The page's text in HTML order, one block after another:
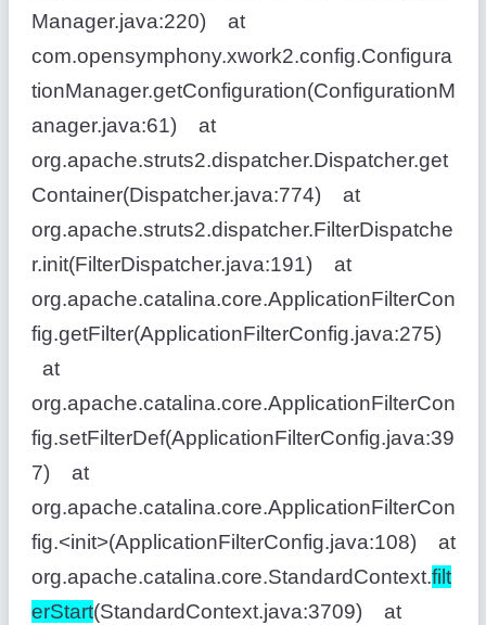
Manager.java:220) at
com.opensymphony.xwork2.config.Configura
tionManager.getConfiguration(ConfigurationM
anager.java:61) at
org.apache.struts2.dispatcher.Dispatcher.get
Container(Dispatcher.java:774) at
org.apache.struts2.dispatcher.FilterDispatche
r.init(FilterDispatcher.java:191) at
org.apache.catalina.core.ApplicationFilterCon
fig.getFilter(ApplicationFilterConfig.java:275)
at
org.apache.catalina.core.ApplicationFilterCon
fig.setFilterDef(ApplicationFilterConfig.java:39
7) at
org.apache.catalina.core.ApplicationFilterCon
fig.<init>(ApplicationFilterConfig.java:108) at
org.apache.catalina.core.StandardContext.filt
erStart(StandardContext.java:3709) at